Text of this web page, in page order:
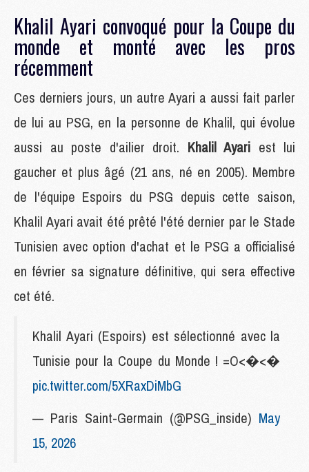
Khalil Ayari convoqué pour la Coupe du
monde et monté avec les pros
récemment
Ces derniers jours, un autre Ayari a aussi fait parler
de lui au PSG, en la personne de Khalil, qui évolue
aussi au poste d'ailier droit. Khalil Ayari est lui
gaucher et plus âgé (21 ans, né en 2005). Membre
de l'équipe Espoirs du PSG depuis cette saison,
Khalil Ayari avait été prêté l'été dernier par le Stade
Tunisien avec option d'achat et le PSG a officialisé
en février sa signature définitive, qui sera effective
cet été.
Khalil Ayari (Espoirs) est sélectionné avec la
Tunisie pour la Coupe du Monde ! =O<�<�
pic.twitter.com/5XRaxDiMbG
— Paris Saint-Germain (@PSG_inside) May
15, 2026